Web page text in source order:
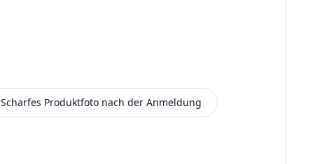
Scharfes Produktfoto nach der Anmeldung